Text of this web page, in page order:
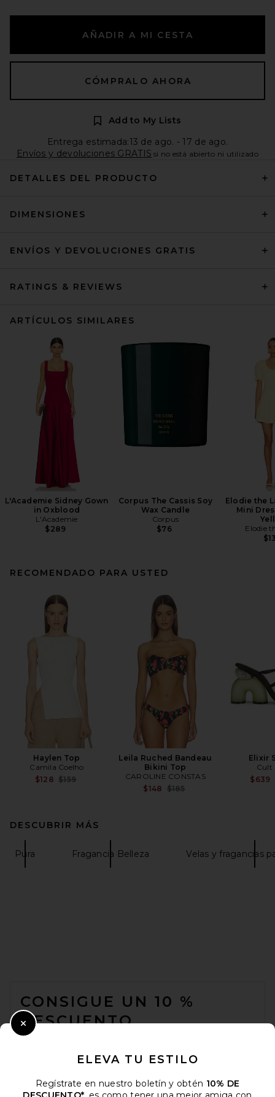
AÑADIR A MI CESTA
CÓMPRALO AHORA
Add to My Lists
Entrega estimada:13 de ago. - 17 de ago.
Envíos y devoluciones GRATIS si no está abierto ni utilizado
DETALLES DEL PRODUCTO
DIMENSIONES
ENVÍOS Y DEVOLUCIONES GRATIS
RATINGS & REVIEWS
ARTÍCULOS SIMILARES
L'Academie Sidney Gown
in Oxblood
L'Academie
$289
Corpus The Cassis Soy
Wax Candle
Corpus
$76
Elodie the
Mini
Elodie
RECOMENDADO PARA USTED
Haylen Top
Camila Coelho
$128 Previous price:
$159
Leila Ruched Bandeau
Bikini Top
CAROLINE CONSTAS
$148 Previous price:
$185
Elixir
Cult
$639
DESCUBRIR MÁS
Pura Fragancia Belleza Velas y fragancias
CONSIGUE UN 10 %
DESCUENTO
electrónico. Puede retirarse en cualquier momento.
Email Address
ELEVA TU ESTILO
Regístrate en nuestro boletín y obtén 10% DE
Close Modal